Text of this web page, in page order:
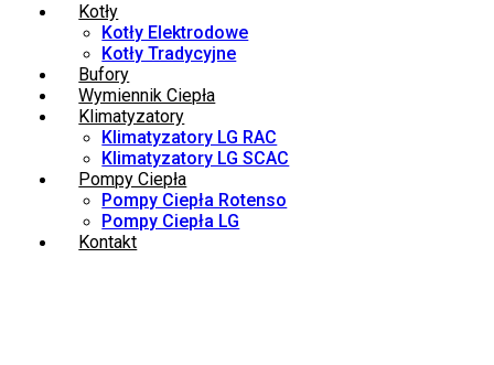
Kotły
Kotły Elektrodowe
Kotły Tradycyjne
Bufory
Wymiennik Ciepła
Klimatyzatory
Klimatyzatory LG RAC
Klimatyzatory LG SCAC
Pompy Ciepła
Pompy Ciepła Rotenso
Pompy Ciepła LG
Kontakt